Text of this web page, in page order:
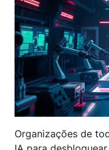
Organizações de